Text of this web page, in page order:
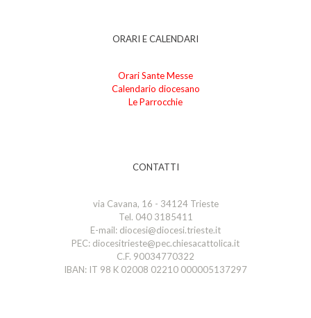
ORARI E CALENDARI
Orari Sante Messe
Calendario diocesano
Le Parrocchie
CONTATTI
via Cavana, 16 - 34124 Trieste
Tel. 040 3185411
E-mail: diocesi@diocesi.trieste.it
PEC: diocesitrieste@pec.chiesacattolica.it
C.F. 90034770322
IBAN: IT 98 K 02008 02210 000005137297